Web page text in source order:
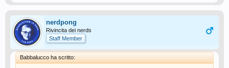
nerdpong
Rivincita dei nerds
Staff Member
Babbalucco ha scritto: